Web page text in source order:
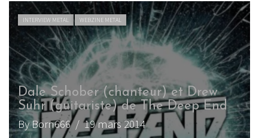
INTERVIEW METAL WEBZINE METAL
Dale Schober (chanteur) et Drew
Suhr (guitariste) de The Deep End
By Born666/ 19 mars 2014